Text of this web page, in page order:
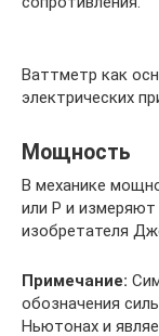
Ваттметр как
электрических
Мощность
В механике
или P и
изобретателя
Примечание:
обозначения
Ньютонах и